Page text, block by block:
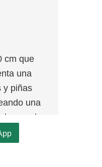
cm que
una
y piñas
una
en las
durar,